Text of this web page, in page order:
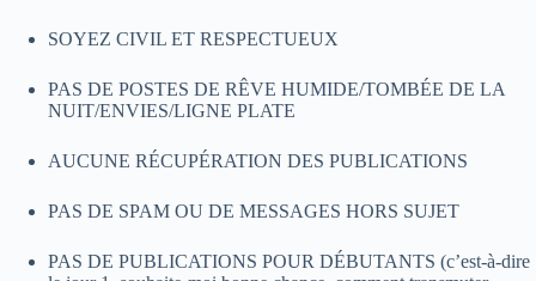
SOYEZ CIVIL ET RESPECTUEUX
PAS DE POSTES DE RÊVE HUMIDE/TOMBÉE DE LA
NUIT/ENVIES/LIGNE PLATE
AUCUNE RÉCUPÉRATION DES PUBLICATIONS
PAS DE SPAM OU DE MESSAGES HORS SUJET
PAS DE PUBLICATIONS POUR DÉBUTANTS (c’est-à-dire